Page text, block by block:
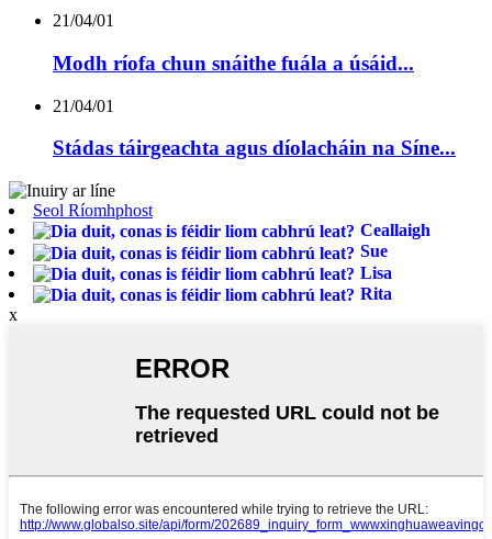
21/04/01
Modh ríofa chun snáithe fuála a úsáid...
21/04/01
Stádas táirgeachta agus díolacháin na Síne...
Seol Ríomhphost
Ceallaigh
Sue
Lisa
Rita
x